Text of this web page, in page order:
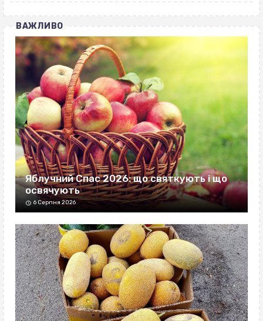
ВАЖЛИВО
Яблучний Спас 2026: що святкують і що
освячують
6 Серпня 2026